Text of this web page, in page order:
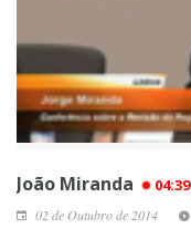
João Miranda 04:39
02 de Outubro de 2014